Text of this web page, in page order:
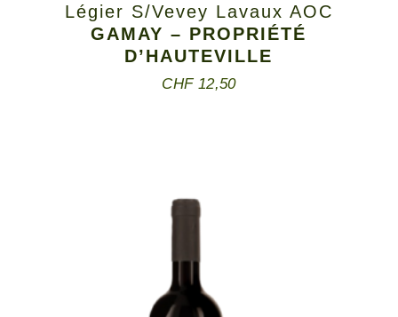
Légier S/Vevey Lavaux AOC
GAMAY – PROPRIÉTÉ
D’HAUTEVILLE
CHF12,50